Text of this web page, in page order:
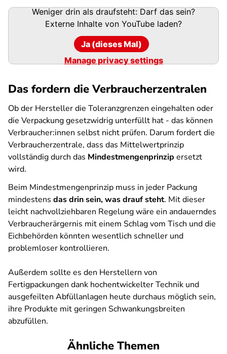
Weniger drin als draufsteht: Darf das sein?
Externe Inhalte von YouTube laden?
Ja (dieses Mal)
Manage privacy settings
Das fordern die Verbraucherzentralen
Ob der Hersteller die Toleranzgrenzen eingehalten oder
die Verpackung gesetzwidrig unterfüllt hat - das können
Verbraucher:innen selbst nicht prüfen. Darum fordert die
Verbraucherzentrale, dass das Mittelwertprinzip
vollständig durch das Mindestmengenprinzip ersetzt
wird.
Beim Mindestmengenprinzip muss in jeder Packung
mindestens das drin sein, was drauf steht. Mit dieser
leicht nachvollziehbaren Regelung wäre ein andauerndes
Verbraucherärgernis mit einem Schlag vom Tisch und die
Eichbehörden könnten wesentlich schneller und
problemloser kontrollieren.
Außerdem sollte es den Herstellern von
Fertigpackungen dank hochentwickelter Technik und
ausgefeilten Abfüllanlagen heute durchaus möglich sein,
ihre Produkte mit geringen Schwankungsbreiten
abzufüllen.
Ähnliche Themen